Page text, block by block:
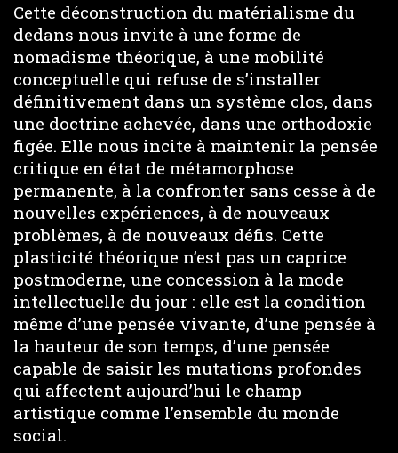
Cette déconstruction du matérialisme du
dedans nous invite à une forme de
nomadisme théorique, à une mobilité
conceptuelle qui refuse de s’installer
définitivement dans un système clos, dans
une doctrine achevée, dans une orthodoxie
figée. Elle nous incite à maintenir la pensée
critique en état de métamorphose
permanente, à la confronter sans cesse à de
nouvelles expériences, à de nouveaux
problèmes, à de nouveaux défis. Cette
plasticité théorique n’est pas un caprice
postmoderne, une concession à la mode
intellectuelle du jour : elle est la condition
même d’une pensée vivante, d’une pensée à
la hauteur de son temps, d’une pensée
capable de saisir les mutations profondes
qui affectent aujourd’hui le champ
artistique comme l’ensemble du monde
social.